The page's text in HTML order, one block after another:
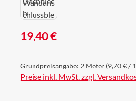
Regulärer Preis:
19,40 €
Grundpreisangabe: 2 Meter (9,70 € /
Preise inkl. MwSt. zzgl.